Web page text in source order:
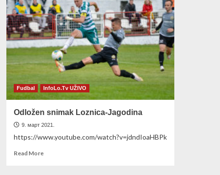
–
KMF
LOZNICA
16:30
Fudbal InfoLo.Tv UŽIVO
Odložen snimak Loznica-Jagodina
9. март 2021.
https://www.youtube.com/watch?v=jdndIoaHBPk
Read MoreRead